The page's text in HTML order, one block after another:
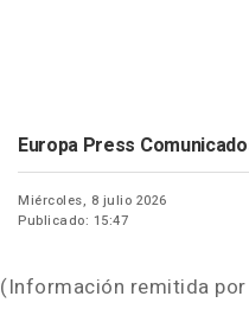
Europa Press
Miércoles, 8 julio 2026
Publicado: 15:47
(Información remitida